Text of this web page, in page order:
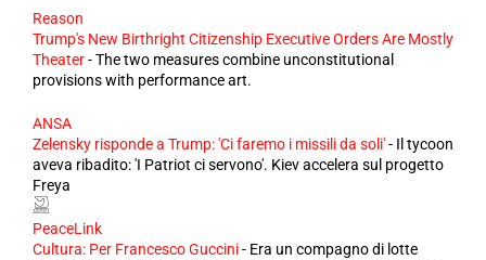
Reason
Trump's New Birthright Citizenship Executive Orders Are Mostly
Theater-The two measures combine unconstitutional
provisions with performance art.
ANSA
Zelensky risponde a Trump: 'Ci faremo i missili da soli'- Il tycoon
aveva ribadito: 'I Patriot ci servono'. Kiev accelera sul progetto
Freya
PeaceLink
Cultura: Per Francesco Guccini- Era un compagno di lotte